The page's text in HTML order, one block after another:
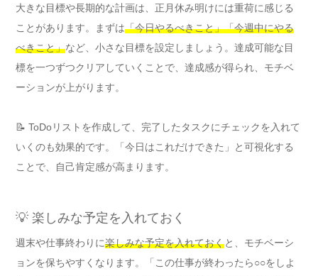
大きな目標や長期的な計画は、正月休み明けには重荷に感じる
ことがあります。まずは「今日やるべきこと」「今週中にやる
べきこと」など、小さな目標を設定しましょう。達成可能な目
標を一つずつクリアしていくことで、達成感が得られ、モチベ
ーションが上がります。
📝 ToDoリストを作成して、完了したタスクにチェックを入れて
いくのも効果的です。「今日はこれだけできた」と可視化する
ことで、自己肯定感が高まります。
💡 楽しみな予定を入れておく
週末や仕事終わりに楽しみな予定を入れておくと、モチベーシ
ョンを保ちやすくなります。「この仕事が終わったら○○をしよ